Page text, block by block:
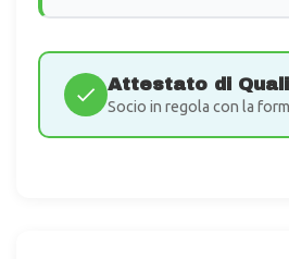
Attestato di
Socio in regola con la